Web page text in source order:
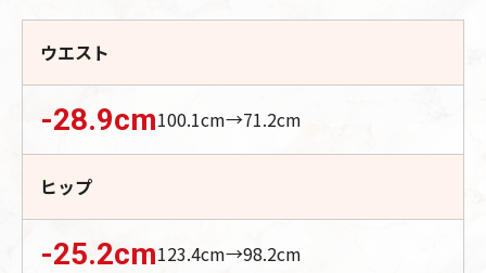
ウエスト
-28.9cm100.1cm→71.2cm
ヒップ
-25.2cm123.4cm→98.2cm